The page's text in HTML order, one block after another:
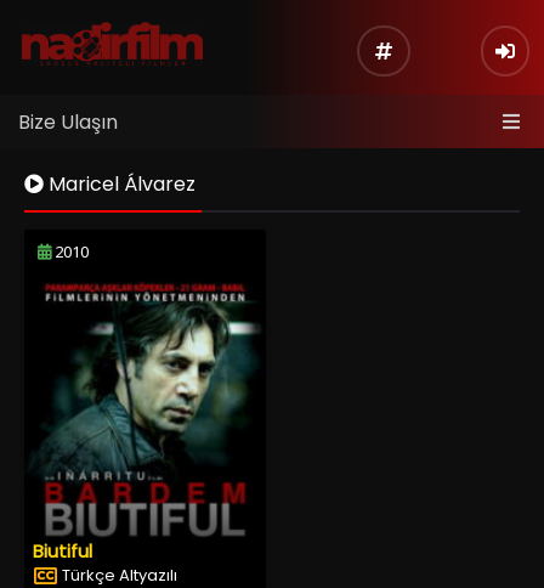
Bize Ulaşın
Maricel Álvarez
2010
Biutiful
Türkçe Altyazılı